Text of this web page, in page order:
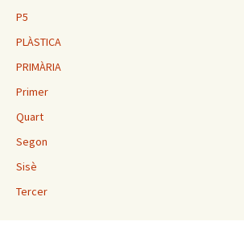
P5
PLÀSTICA
PRIMÀRIA
Primer
Quart
Segon
Sisè
Tercer